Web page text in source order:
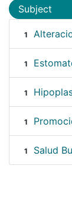
Subject
1
1
1
1
1 Salud